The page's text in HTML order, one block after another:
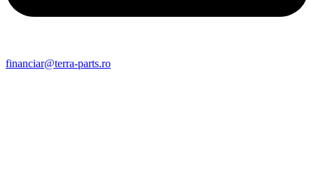
financiar@terra-parts.ro